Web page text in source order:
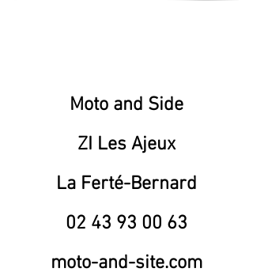
Moto and Side
ZI Les Ajeux
La Ferté-Bernard
02 43 93 00 63
moto-and-site.com